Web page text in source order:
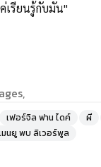
รียนรู้กับมัน"
เฟอร์จิล ฟาน ไดค์ ผี
นยู พบ ลิเวอร์พูล